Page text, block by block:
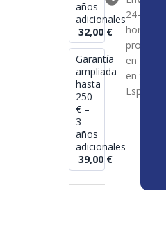
años
adicionales
32,00 €
Garantía
ampliada
hasta
250
€ –
3
años
adicionales
39,00 €
24-72
horas en
productos
en stock
en toda
España